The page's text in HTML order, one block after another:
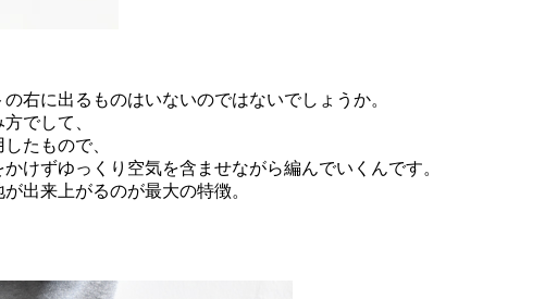
右に出るものはいないのではないでしょうか。
でして、
たもので、
けずゆっくり空気を含ませながら編んでいくんです。
出来上がるのが最大の特徴。